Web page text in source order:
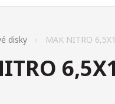
disky MAK NITRO